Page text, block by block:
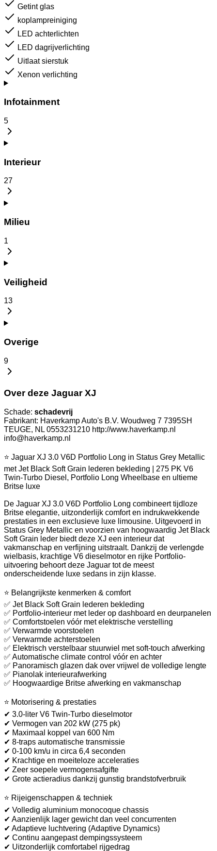
Getint glas
koplampreiniging
LED achterlichten
LED dagrijverlichting
Uitlaat sierstuk
Xenon verlichting
Infotainment
5
Interieur
27
Milieu
1
Veiligheid
13
Overige
9
Over deze Jaguar XJ
Schade: schadevrij
Fabrikant: Haverkamp Auto's B.V. Woudweg 7 7395SH
TEUGE, NL 0553231210 http://www.haverkamp.nl
info@haverkamp.nl
⭐ Jaguar XJ 3.0 V6D Portfolio Long in Status Grey Metallic
met Jet Black Soft Grain lederen bekleding | 275 PK V6
Twin-Turbo Diesel, Portfolio Long Wheelbase en ultieme
Britse luxe
De Jaguar XJ 3.0 V6D Portfolio Long combineert tijdloze
Britse elegantie, uitzonderlijk comfort en indrukwekkende
prestaties in een exclusieve luxe limousine. Uitgevoerd in
Status Grey Metallic en voorzien van hoogwaardig Jet Black
Soft Grain leder biedt deze XJ een interieur dat
vakmanschap en verfijning uitstraalt. Dankzij de verlengde
wielbasis, krachtige V6 dieselmotor en rijke Portfolio-
uitvoering behoort deze Jaguar tot de meest
onderscheidende luxe sedans in zijn klasse.
⭐ Belangrijkste kenmerken & comfort
✅ Jet Black Soft Grain lederen bekleding
✅ Portfolio-interieur met leder op dashboard en deurpanelen
✅ Comfortstoelen vóór met elektrische verstelling
✅ Verwarmde voorstoelen
✅ Verwarmde achterstoelen
✅ Elektrisch verstelbaar stuurwiel met soft-touch afwerking
✅ Automatische climate control vóór en achter
✅ Panoramisch glazen dak over vrijwel de volledige lengte
✅ Pianolak interieurafwerking
✅ Hoogwaardige Britse afwerking en vakmanschap
⭐ Motorisering & prestaties
✔ 3.0-liter V6 Twin-Turbo dieselmotor
✔ Vermogen van 202 kW (275 pk)
✔ Maximaal koppel van 600 Nm
✔ 8-traps automatische transmissie
✔ 0-100 km/u in circa 6,4 seconden
✔ Krachtige en moeiteloze acceleraties
✔ Zeer soepele vermogensafgifte
✔ Grote actieradius dankzij gunstig brandstofverbruik
⭐ Rijeigenschappen & techniek
✔ Volledig aluminium monocoque chassis
✔ Aanzienlijk lager gewicht dan veel concurrenten
✔ Adaptieve luchtvering (Adaptive Dynamics)
✔ Continu aangepast dempingssysteem
✔ Uitzonderlijk comfortabel rijgedrag